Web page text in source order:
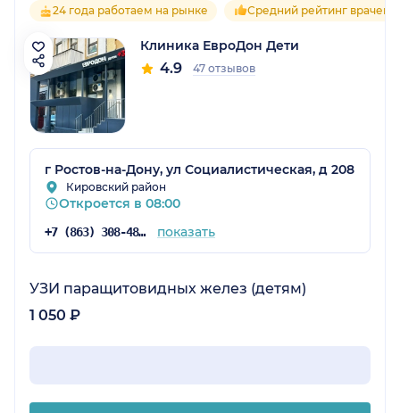
24 года работаем на рынке Средний рейтинг врачей
Клиника ЕвроДон Дети
4.9 47 отзывов
г Ростов-на-Дону, ул Социалистическая, д 208
Кировский район
Откроется в 08:00
+7 (863) 308-48-57 показать
УЗИ паращитовидных желез (детям)
1 050 ₽